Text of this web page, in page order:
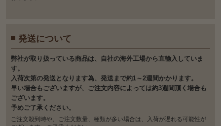
発送について
弊社が取り扱っている商品は、自社の海外工場から直輸入していま
す。
入荷次第の発送となります為、発送まで約1～2週間かかります。
早い場合もございますが、ご注文内容によっては約3週間頂く場合も
ございます。
予めご了承ください。
ご注文殺到時や、ご注文数量、種類が多い場合は、入荷が遅れる可能性が